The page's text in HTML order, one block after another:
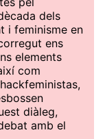
dels
i feminisme en
ens
elements
com
diàleg,
amb el